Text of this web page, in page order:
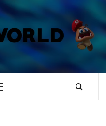
NINTENDO